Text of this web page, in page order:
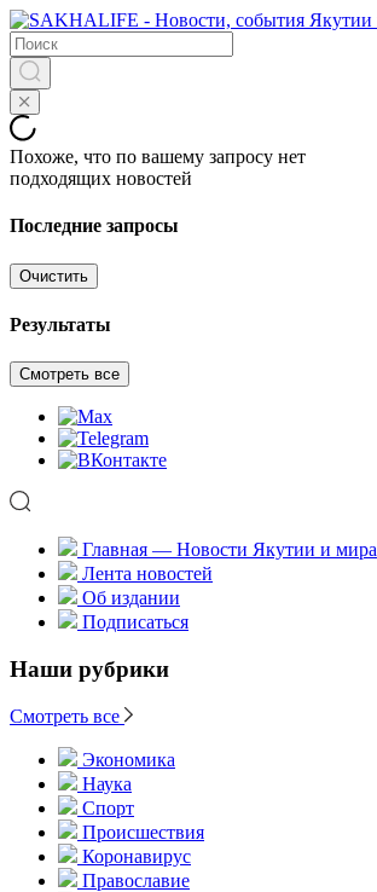
Похоже, что по вашему запросу нет
подходящих новостей
Последние запросы
Очистить
Результаты
Смотреть все
Главная — Новости Якутии и мира
Лента новостей
Об издании
Подписаться
Наши рубрики
Смотреть все
Экономика
Наука
Спорт
Происшествия
Коронавирус
Православие